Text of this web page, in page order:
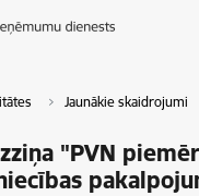
Jaunākie skaidrojumi
"PVN